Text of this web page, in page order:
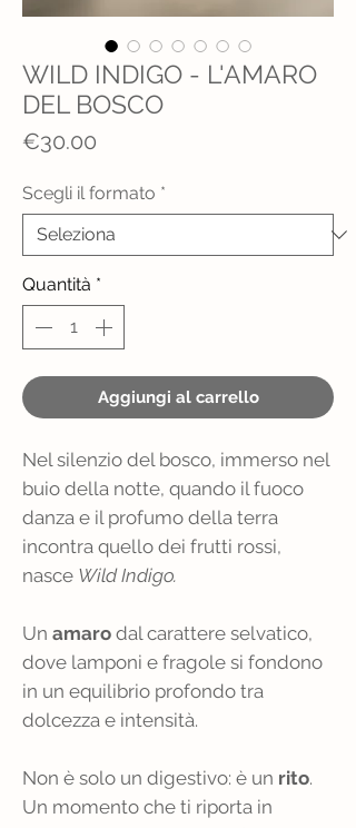
WILD INDIGO - L'AMARO
DEL BOSCO
€30.00
Scegli il formato *
Quantità *
Aggiungi al carrello
Nel silenzio del bosco, immerso nel
buio della notte, quando il fuoco
danza e il profumo della terra
incontra quello dei frutti rossi,
nasce Wild Indigo.
Un amaro dal carattere selvatico,
dove lamponi e fragole si fondono
in un equilibrio profondo tra
dolcezza e intensità.
Non è solo un digestivo: è un rito.
Un momento che ti riporta in